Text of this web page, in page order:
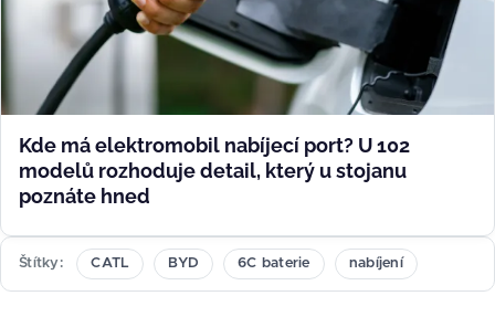
Kde má elektromobil nabíjecí port? U 102
modelů rozhoduje detail, který u stojanu
poznáte hned
Štítky CATL BYD 6C baterie nabíjení